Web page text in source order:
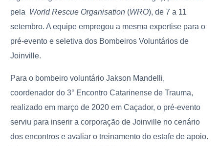
pela World Rescue Organisation (WRO), de 7 a 11
setembro. A equipe empregou a mesma expertise para o
pré-evento e seletiva dos Bombeiros Voluntários de
Joinville.
Para o bombeiro voluntário Jakson Mandelli,
coordenador do 3° Encontro Catarinense de Trauma,
realizado em março de 2020 em Caçador, o pré-evento
serviu para inserir a corporação de Joinville no cenário
dos encontros e avaliar o treinamento do estafe de apoio.